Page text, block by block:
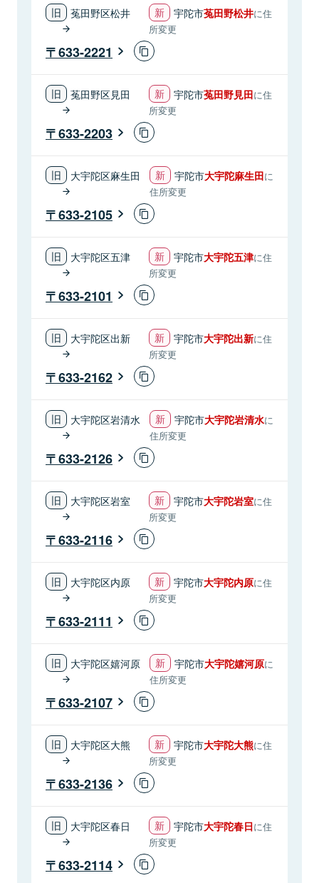
菟田野区松井 宇陀市菟田野松井に住
所変更
633-2221
菟田野区見田 宇陀市菟田野見田に住
所変更
633-2203
大宇陀区麻生田 宇陀市大宇陀麻生田に
住所変更
633-2105
大宇陀区五津 宇陀市大宇陀五津に住
所変更
633-2101
大宇陀区出新 宇陀市大宇陀出新に住
所変更
633-2162
大宇陀区岩清水 宇陀市大宇陀岩清水に
住所変更
633-2126
大宇陀区岩室 宇陀市大宇陀岩室に住
所変更
633-2116
大宇陀区内原 宇陀市大宇陀内原に住
所変更
633-2111
大宇陀区嬉河原 宇陀市大宇陀嬉河原に
住所変更
633-2107
大宇陀区大熊 宇陀市大宇陀大熊に住
所変更
633-2136
大宇陀区春日 宇陀市大宇陀春日に住
所変更
633-2114